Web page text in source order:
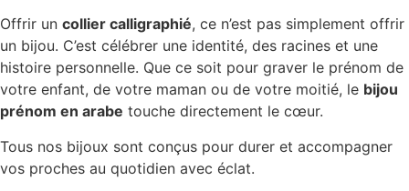
Offrir un collier calligraphié, ce n’est pas simplement offrir
un bijou. C’est célébrer une identité, des racines et une
histoire personnelle. Que ce soit pour graver le prénom de
votre enfant, de votre maman ou de votre moitié, le bijou
prénom en arabe touche directement le cœur.
Tous nos bijoux sont conçus pour durer et accompagner
vos proches au quotidien avec éclat.